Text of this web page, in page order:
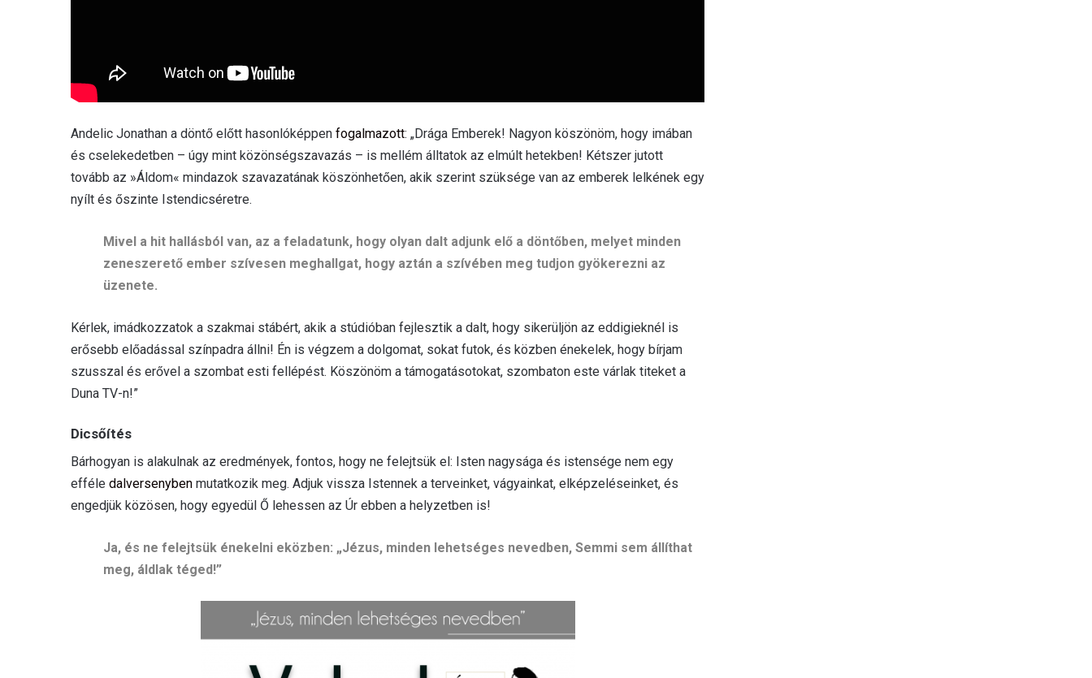
Andelic Jonathan a döntő előtt hasonlóképpen fogalmazott: „Drága Emberek! Nagyon köszönöm, hogy imában
és cselekedetben – úgy mint közönségszavazás – is mellém álltatok az elmúlt hetekben! Kétszer jutott
tovább az »Áldom« mindazok szavazatának köszönhetően, akik szerint szüksége van az emberek lelkének egy
nyílt és őszinte Istendicséretre.
Mivel a hit hallásból van, az a feladatunk, hogy olyan dalt adjunk elő a döntőben, melyet minden
zeneszerető ember szívesen meghallgat, hogy aztán a szívében meg tudjon gyökerezni az
üzenete.
Kérlek, imádkozzatok a szakmai stábért, akik a stúdióban fejlesztik a dalt, hogy sikerüljön az eddigieknél is
erősebb előadással színpadra állni! Én is végzem a dolgomat, sokat futok, és közben énekelek, hogy bírjam
szusszal és erővel a szombat esti fellépést. Köszönöm a támogatásotokat, szombaton este várlak titeket a
Duna TV-n!”
Dicsőítés
Bárhogyan is alakulnak az eredmények, fontos, hogy ne felejtsük el: Isten nagysága és istensége nem egy
efféle dalversenyben mutatkozik meg. Adjuk vissza Istennek a terveinket, vágyainkat, elképzeléseinket, és
engedjük közösen, hogy egyedül Ő lehessen az Úr ebben a helyzetben is!
Ja, és ne felejtsük énekelni eközben: „Jézus, minden lehetséges nevedben, Semmi sem állíthat
meg, áldlak téged!”